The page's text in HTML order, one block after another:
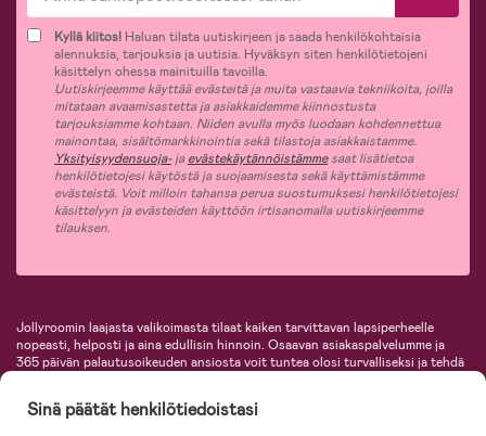
Kyllä kiitos! Haluan tilata uutiskirjeen ja saada henkilökohtaisia
alennuksia, tarjouksia ja uutisia. Hyväksyn siten henkilötietojeni
käsittelyn ohessa mainituilla tavoilla.
Uutiskirjeemme käyttää evästeitä ja muita vastaavia tekniikoita, joilla
mitataan avaamisastetta ja asiakkaidemme kiinnostusta
tarjouksiamme kohtaan. Niiden avulla myös luodaan kohdennettua
mainontaa, sisältömarkkinointia sekä tilastoja asiakkaistamme.
Yksityisyydensuoja-jaevästekäytännöistämmesaat lisätietoa
henkilötietojesi käytöstä ja suojaamisesta sekä käyttämistämme
evästeistä. Voit milloin tahansa perua suostumuksesi henkilötietojesi
käsittelyyn ja evästeiden käyttöön irtisanomalla uutiskirjeemme
tilauksen.
Jollyroomin laajasta valikoimasta tilaat kaiken tarvittavan lapsiperheelle
nopeasti, helposti ja aina edullisin hinnoin. Osaavan asiakaspalvelumme ja
365 päivän palautusoikeuden ansiosta voit tuntea olosi turvalliseksi ja tehdä
lastentarvikkeita sekä paljon muuta. Meiltä löydät lukuisia tunnettuja
Sinä päätät henkilötiedoistasi